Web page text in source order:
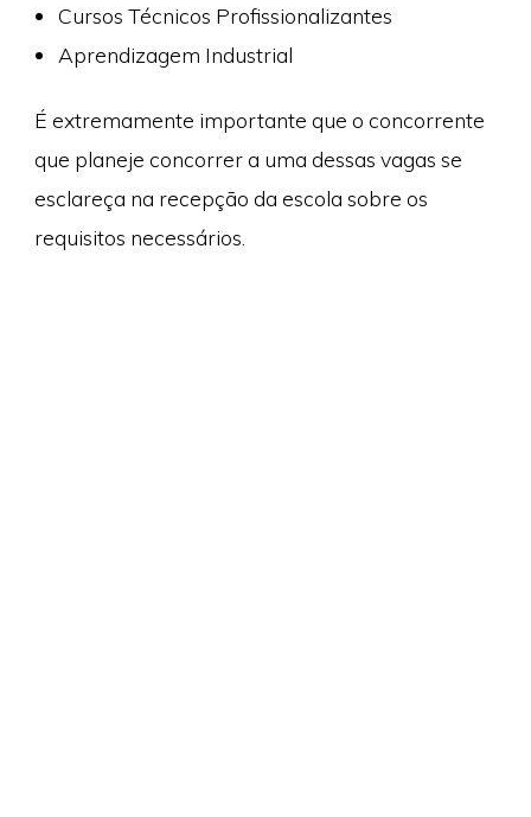
Cursos Técnicos Profissionalizantes
Aprendizagem Industrial
É extremamente importante que o concorrente
que planeje concorrer a uma dessas vagas se
esclareça na recepção da escola sobre os
requisitos necessários.